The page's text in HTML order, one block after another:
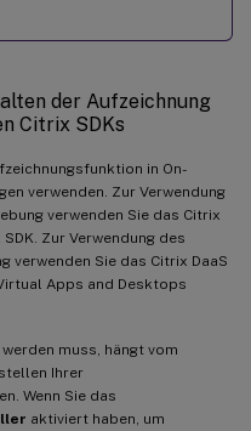
der Aufzeichnung
Citrix SDKs
in On-
verwenden. Zur Verwendung
verwenden Sie das Citrix
Zur Verwendung des
verwenden Sie das Citrix DaaS
Apps and Desktops
muss, hängt vom
Ihrer
Wenn Sie das
aktiviert haben, um